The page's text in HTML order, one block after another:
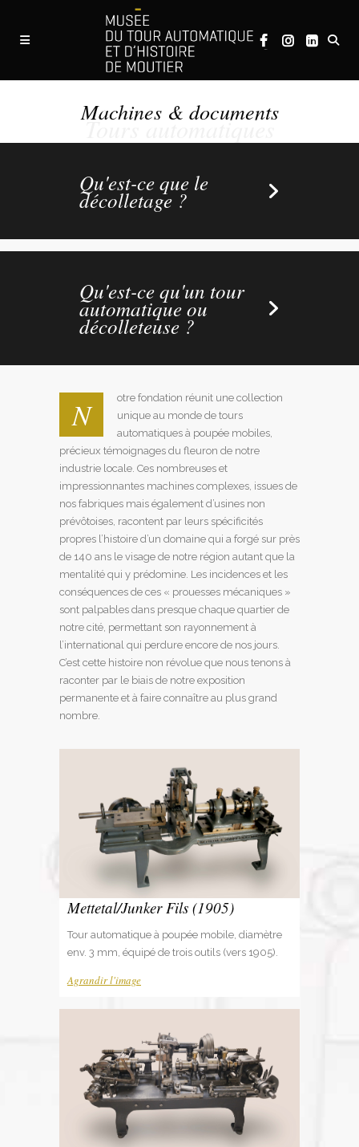
Tours automatiques
Machines & documents
Qu'est-ce que le
décolletage ?
Qu'est-ce qu'un tour
automatique ou
décolleteuse ?
N
otre fondation réunit une collection
unique au monde de tours
automatiques à poupée mobiles,
précieux témoignages du fleuron de notre
industrie locale. Ces nombreuses et
impressionnantes machines complexes, issues de
nos fabriques mais également d’usines non
prévôtoises, racontent par leurs spécificités
propres l’histoire d’un domaine qui a forgé sur près
de 140 ans le visage de notre région autant que la
mentalité qui y prédomine. Les incidences et les
conséquences de ces « prouesses mécaniques »
sont palpables dans presque chaque quartier de
notre cité, permettant son rayonnement à
l’international qui perdure encore de nos jours.
C’est cette histoire non révolue que nous tenons à
raconter par le biais de notre exposition
permanente et à faire connaître au plus grand
nombre.
Mettetal/Junker Fils (1905)
Tour automatique à poupée mobile, diamètre
env. 3 mm, équipé de trois outils (vers 1905).
Agrandir l'image